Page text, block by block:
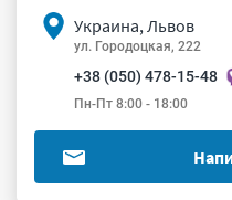
Украина, Львов
ул. Городоцкая, 222
+38 (050) 478-15-48
Пн-Пт 8:00 - 18:00